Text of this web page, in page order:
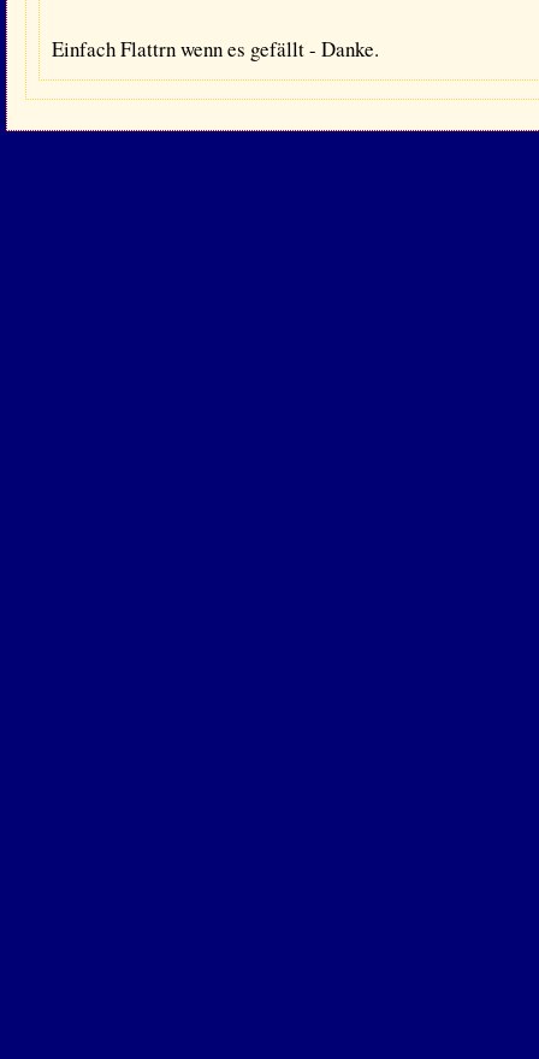
Einfach Flattrn wenn es gefällt - Danke.